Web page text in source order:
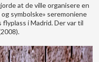
at de ville organisere en
symbolske» seremoniene
flyplass i Madrid. Der var til